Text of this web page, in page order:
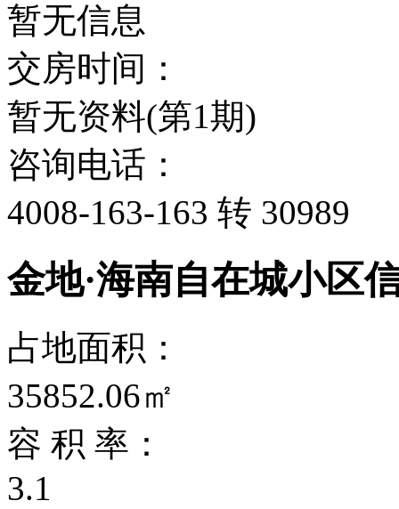
暂无信息
交房时间：
暂无资料(第1期)
咨询电话：
4008-163-163 转 30989
金地·海南自在城小区
占地面积：
35852.06㎡
容 积 率：
3.1